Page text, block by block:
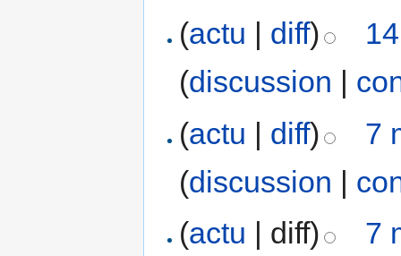
(actu diff)
(discussion
(actu | diff)
7
(discussion |
(actu | diff)
7